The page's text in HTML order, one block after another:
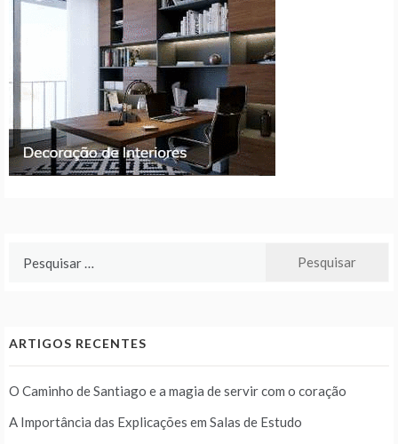
ARTIGOS RECENTES
O Caminho de Santiago e a magia de servir com o coração
A Importância das Explicações em Salas de Estudo